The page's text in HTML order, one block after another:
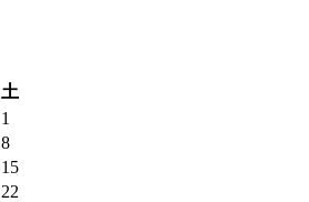
土
1
8
15
22